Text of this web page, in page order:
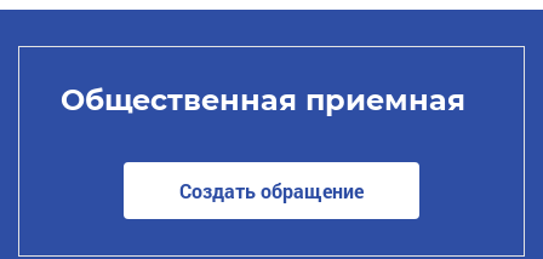
Общественная приемная
Создать обращение